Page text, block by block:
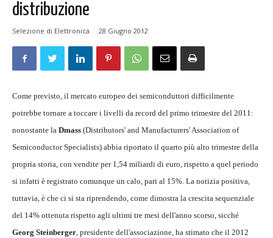
distribuzione
Selezione di Elettronica - 28 Giugno 2012
Come previsto, il mercato europeo dei semiconduttori difficilmente
potrebbe tornare a toccare i livelli da record del primo trimestre del 2011:
nonostante la Dmass (Distributors' and Manufacturers' Association of
Semiconductor Specialists) abbia riportato il quarto più alto trimestre della
propria storia, con vendite per 1,54 miliardi di euro, rispetto a quel periodo
si infatti è registrato comunque un calo, pari al 15%. La notizia positiva,
tuttavia, è che ci si sta riprendendo, come dimostra la crescita sequenziale
del 14% ottenuta rispetto agli ultimi tre mesi dell'anno scorso, sicché
Georg Steinberger, presidente dell'associazione, ha stimato che il 2012